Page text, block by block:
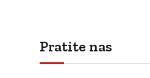
Pratite nas